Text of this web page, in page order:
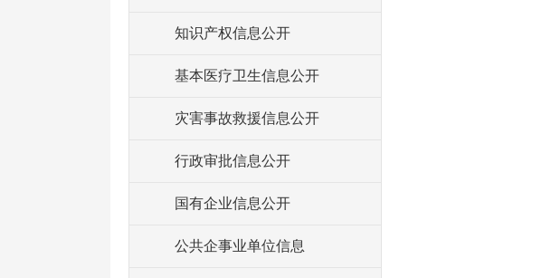
知识产权信息公开
基本医疗卫生信息公开
灾害事故救援信息公开
行政审批信息公开
国有企业信息公开
公共企事业单位信息